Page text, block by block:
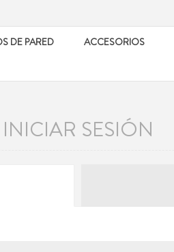
DE PARED ACCESORIOS
INICIAR SESIÓN